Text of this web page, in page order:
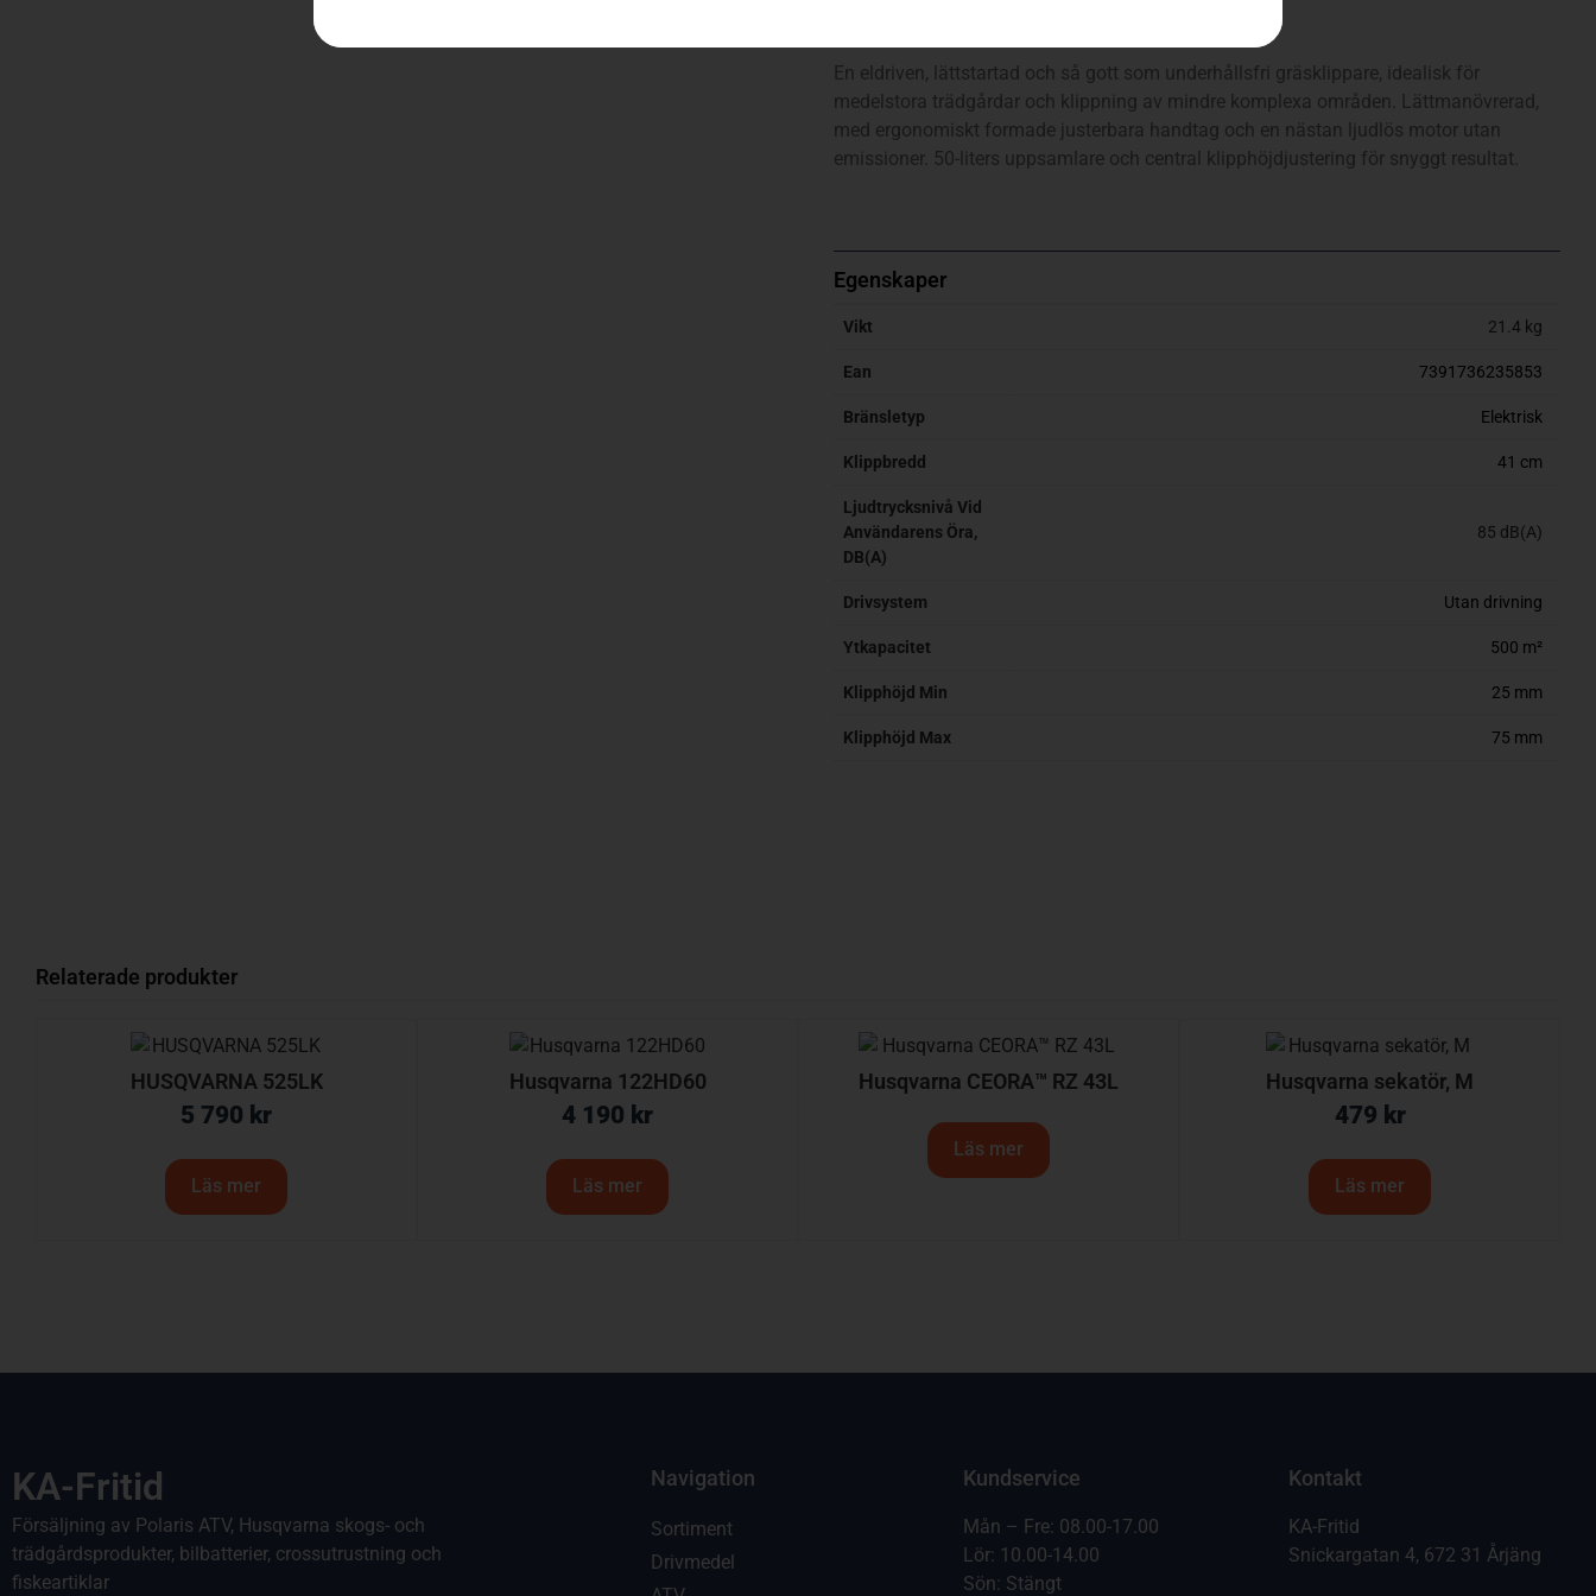
En eldriven, lättstartad och så gott som underhållsfri gräsklippare, idealisk för
medelstora trädgårdar och klippning av mindre komplexa områden. Lättmanövrerad,
med ergonomiskt formade justerbara handtag och en nästan ljudlös motor utan
emissioner. 50-liters uppsamlare och central klipphöjdjustering för snyggt resultat.
Egenskaper
Vikt 21.4 kg
Ean 7391736235853
Bränsletyp Elektrisk
Klippbredd 41 cm
Ljudtrycksnivå Vid
Användarens Öra,
DB(A)
85 dB(A)
Drivsystem Utan drivning
Ytkapacitet 500 m²
Klipphöjd Min 25 mm
Klipphöjd Max 75 mm
Relaterade produkter
HUSQVARNA 525LK
5 790 kr
Läs mer
Husqvarna 122HD60
4 190 kr
Läs mer
Husqvarna CEORA™ RZ 43L
Läs mer
Husqvarna sekatör, M
479 kr
Läs mer
KA-Fritid
Försäljning av Polaris ATV, Husqvarna skogs- och
trädgårdsprodukter, bilbatterier, crossutrustning och
fiskeartiklar
Navigation
Sortiment
Drivmedel
Kundservice
Mån – Fre: 08.00-17.00
Lör: 10.00-14.00
Sön: Stängt
Kontakt
KA-Fritid
Snickargatan 4, 672 31 Årjäng